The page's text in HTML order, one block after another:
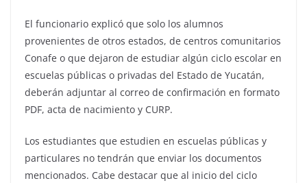
El funcionario explicó que solo los alumnos
provenientes de otros estados, de centros comunitarios
Conafe o que dejaron de estudiar algún ciclo escolar en
escuelas públicas o privadas del Estado de Yucatán,
deberán adjuntar al correo de confirmación en formato
PDF, acta de nacimiento y CURP.
Los estudiantes que estudien en escuelas públicas y
particulares no tendrán que enviar los documentos
mencionados. Cabe destacar que al inicio del ciclo